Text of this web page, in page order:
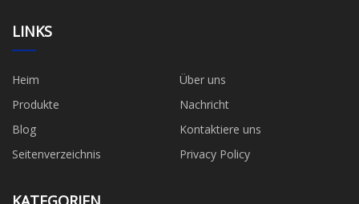
LINKS
Heim
Über uns
Produkte
Nachricht
Blog
Kontaktiere uns
Seitenverzeichnis
Privacy Policy